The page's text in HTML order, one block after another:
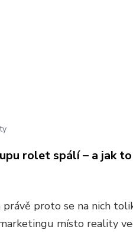
rolet spálí – a jak
proto se na nich
místo reality